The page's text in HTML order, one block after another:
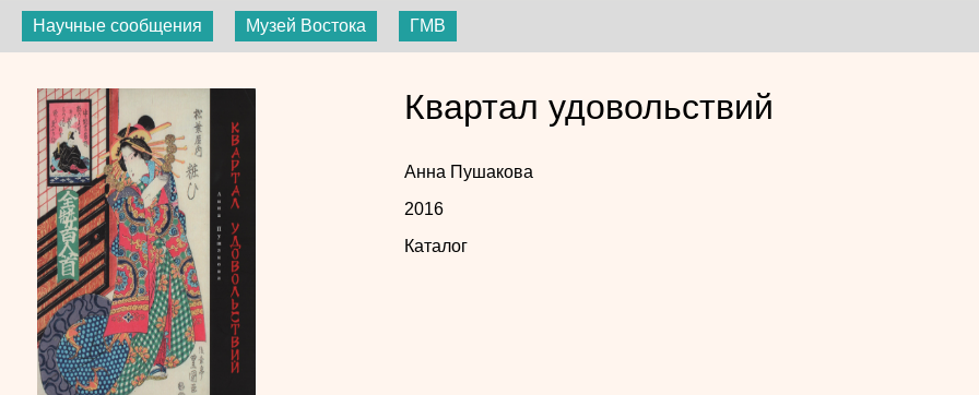
Научные сообщения Музей Востока ГМВ
Квартал удовольствий
Анна Пушакова
2016
Каталог